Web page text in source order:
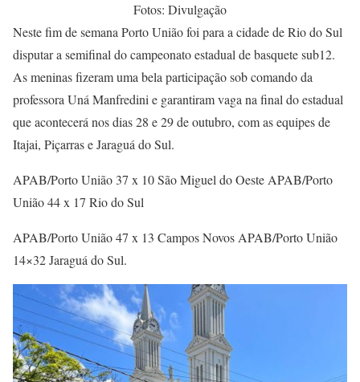
Fotos: Divulgação
Neste fim de semana Porto União foi para a cidade de Rio do Sul
disputar a semifinal do campeonato estadual de basquete sub12.
As meninas fizeram uma bela participação sob comando da
professora Uná Manfredini e garantiram vaga na final do estadual
que acontecerá nos dias 28 e 29 de outubro, com as equipes de
Itajai, Piçarras e Jaraguá do Sul.
APAB/Porto União 37 x 10 São Miguel do Oeste APAB/Porto
União 44 x 17 Rio do Sul
APAB/Porto União 47 x 13 Campos Novos APAB/Porto União
14×32 Jaraguá do Sul.